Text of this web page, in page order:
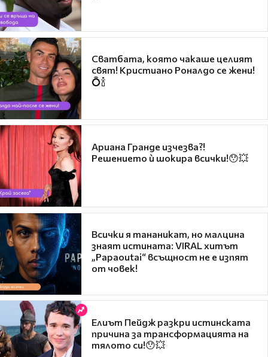
Сватбата, която чакаше целият
свят! Кристиано Роналдо се жени!
💍🍾
Ариана Гранде изчезва?!
Решението ѝ шокира всички!😯💥
Всички я тананикат, но малцина
знаят истината: VIRAL хитът
„Papaoutai“ всъщност не е изпят
от човек!
Елиът Пейдж разкри истинската
причина за трансформацията на
тялото си!😯💥